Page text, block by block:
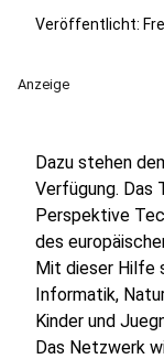
Veröffentlicht:
Anzeige
Dazu stehen
Verfügung. Das
Perspektive
des
Mit dieser Hilfe
Informatik,
Kinder und
Das Netzwerk